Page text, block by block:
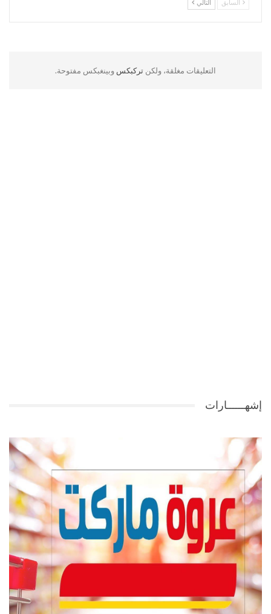
السابق التالي
التعليقات مغلقة، ولكن تركبكس وبينغبكس مفتوحة.
إشهــــــارات